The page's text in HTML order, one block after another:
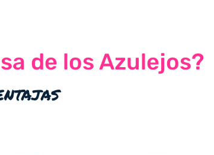
de los Azulejos?